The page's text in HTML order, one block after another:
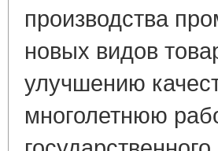
производства
новых видов
улучшению
многолетнюю